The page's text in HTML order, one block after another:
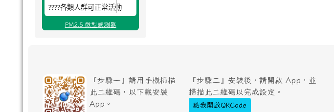
????各類人群可正常活動
PM2.5 微型感測器
『步驟一』請用手機掃描
此二維碼，以下載安裝
App。
『步驟二』安裝後，請開啟 App，並
掃描此二維碼以完成設定。
點我開啟QRCode